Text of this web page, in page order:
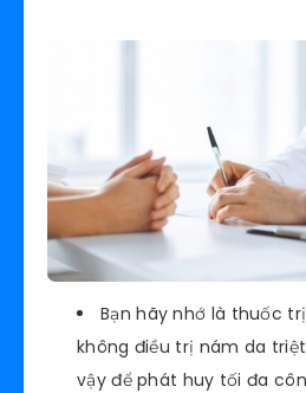
Bạn hãy nhớ là thuốc
không điều trị nám da
vậy để phát huy tối đa